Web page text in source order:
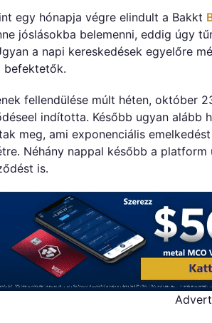
egy hónapja végre elindult a Bakkt
jóslásokba belemenni, eddig úgy
a napi kereskedések egyelőre
befektetők.
fellendülése múlt héten, október
indította. Később ugyan alább
meg, ami exponenciális
Néhány nappal később a
is.